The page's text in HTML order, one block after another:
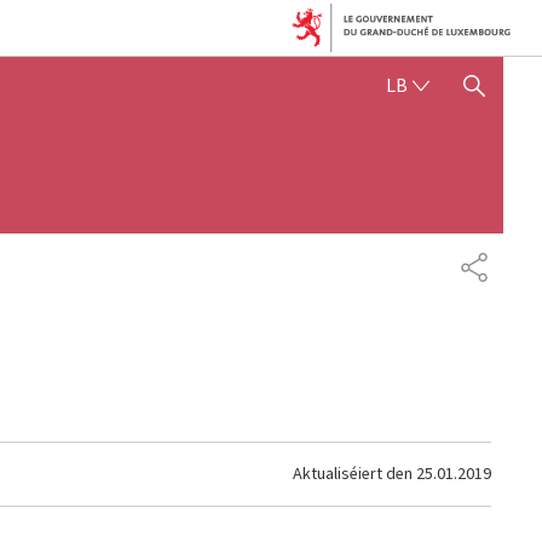
LB SHOW HIDE SEARCH
Aktualiséiert den 25.01.2019